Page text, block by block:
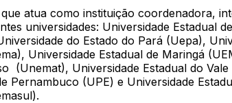
atua como instituição coordenadora,
universidades: Universidade Estadual
do Estado do Pará (Uepa),
Universidade Estadual de Maringá
(Unemat), Universidade Estadual do
Pernambuco (UPE) e Universidade